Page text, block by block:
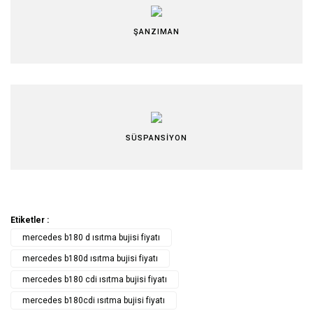
ŞANZIMAN
SÜSPANSİYON
Etiketler :
mercedes b180 d ısıtma bujisi fiyatı
mercedes b180d ısıtma bujisi fiyatı
mercedes b180 cdi ısıtma bujisi fiyatı
mercedes b180cdi ısıtma bujisi fiyatı